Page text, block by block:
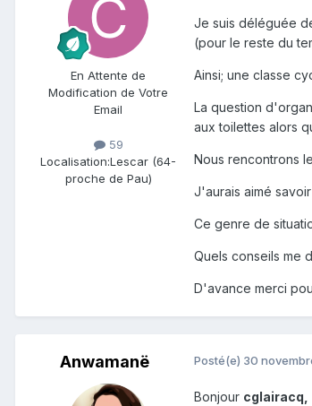
En Attente de
Modification de Votre
Email
59
Localisation:Lescar (64-
proche de Pau)
Je suis déléguée
(pour le reste du
Ainsi; une classe
La question
aux toilettes alors
Nous rencontrons
J'aurais aimé
Ce genre de
Quels conseils me
D'avance merci
Anwamanë Posté(e) 30
Bonjour cglairacq,